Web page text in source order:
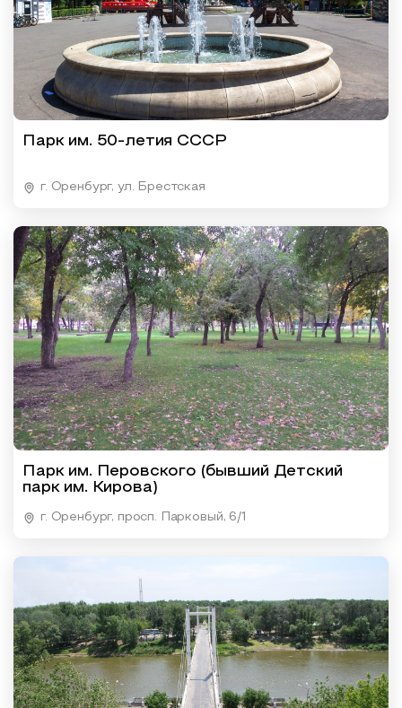
Парк им. 50-летия СССР
г. Оренбург, ул. Брестская
Парк им. Перовского (бывший Детский
парк им. Кирова)
г. Оренбург, просп. Парковый, 6/1